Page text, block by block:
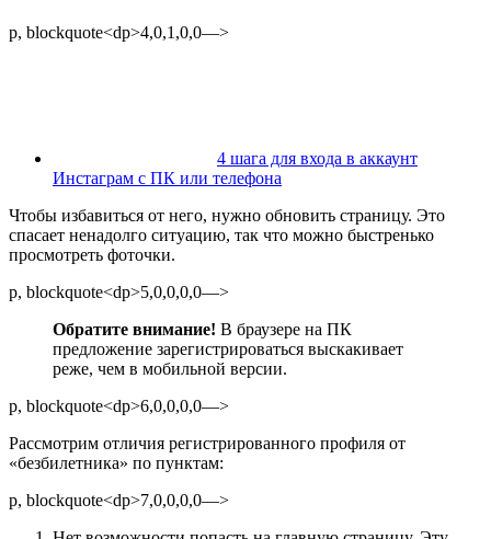
p, blockquote<dp>4,0,1,0,0—>
4 шага для входа в аккаунт
Инстаграм с ПК или телефона
Чтобы избавиться от него, нужно обновить страницу. Это
спасает ненадолго ситуацию, так что можно быстренько
просмотреть фоточки.
p, blockquote<dp>5,0,0,0,0—>
Обратите внимание! В браузере на ПК
предложение зарегистрироваться выскакивает
реже, чем в мобильной версии.
p, blockquote<dp>6,0,0,0,0—>
Рассмотрим отличия регистрированного профиля от
«безбилетника» по пунктам:
p, blockquote<dp>7,0,0,0,0—>